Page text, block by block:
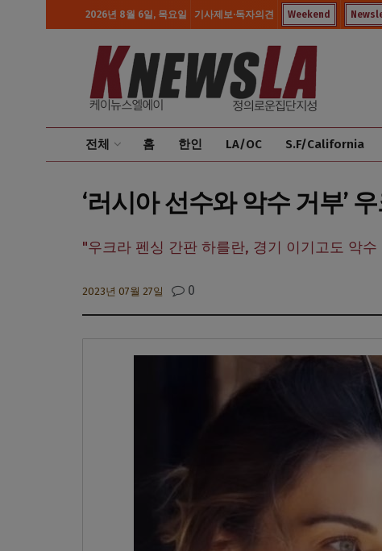
2026년 8월 6일, 목요일 기사제보·독자의견 Weekend
전체 홈 한인 LA/OC S.F/California
‘러시아 선수와 악수 거부’
"우크라 펜싱 간판 하를란, 경기 이기고도 악수
2023년 07월 27일 0